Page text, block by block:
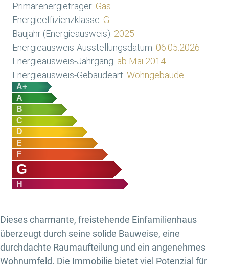
Primärenergieträger: Gas
Energieeffizienzklasse: G
Baujahr (Energieausweis): 2025
Energieausweis-Ausstellungsdatum: 06.05.2026
Energieausweis-Jahrgang: ab Mai 2014
Energieausweis-Gebäudeart: Wohngebäude
A+
A
B
C
D
E
F
G
H
Dieses charmante, freistehende Einfamilienhaus
überzeugt durch seine solide Bauweise, eine
durchdachte Raumaufteilung und ein angenehmes
Wohnumfeld. Die Immobilie bietet viel Potenzial für